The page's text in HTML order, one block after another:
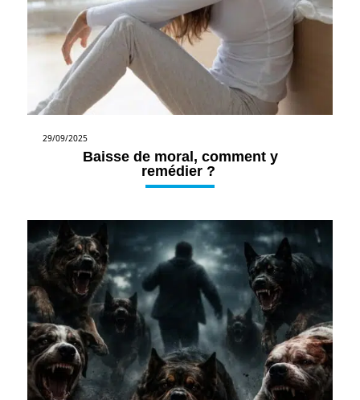
29/09/2025
Baisse de moral, comment y
remédier ?